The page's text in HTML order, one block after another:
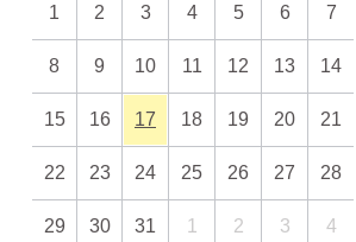
1 2 3 4 5 6 7
8 9 10 11 12 13 14
15 16 17 18 19 20 21
22 23 24 25 26 27 28
29 30 31 1 2 3 4